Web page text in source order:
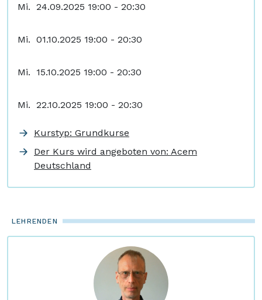
Mi. 24.09.2025 19:00 - 20:30
Mi. 01.10.2025 19:00 - 20:30
Mi. 15.10.2025 19:00 - 20:30
Mi. 22.10.2025 19:00 - 20:30
Kurstyp: Grundkurse
Der Kurs wird angeboten von: Acem
Deutschland
LEHRENDEN